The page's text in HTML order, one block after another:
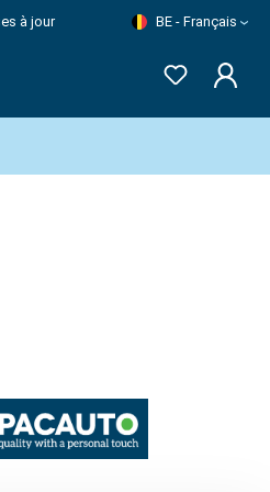
à jour BE - Français